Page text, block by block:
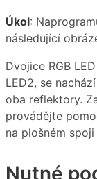
Úkol:
následující
Dvojice RGB
LED2, se
oba reflektory.
provádějte
na plošném spoji
Nutné